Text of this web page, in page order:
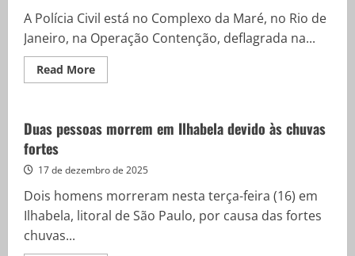
adiado
para
sexta-
feira
A Polícia Civil está no Complexo da Maré, no Rio de
Janeiro, na Operação Contenção, deflagrada na...
Read MoreRead
more
do
Rio
na
contra
o
Comando
Vermelho
Duas pessoas morrem em Ilhabela devido às chuvas
fortes
17 de dezembro de 2025
Dois homens morreram nesta terça-feira (16) em
Ilhabela, litoral de São Paulo, por causa das fortes
chuvas...